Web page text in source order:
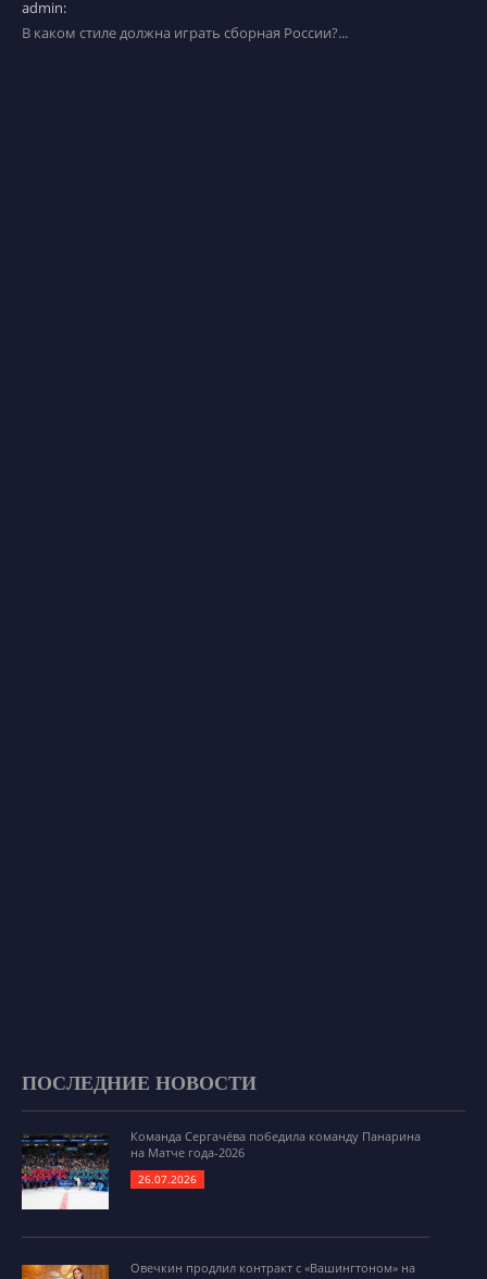
admin:
В каком стиле должна играть сборная России?...
ПОСЛЕДНИЕ НОВОСТИ
Команда Сергачёва победила команду Панарина
на Матче года-2026
26.07.2026
Овечкин продлил контракт с «Вашингтоном» на